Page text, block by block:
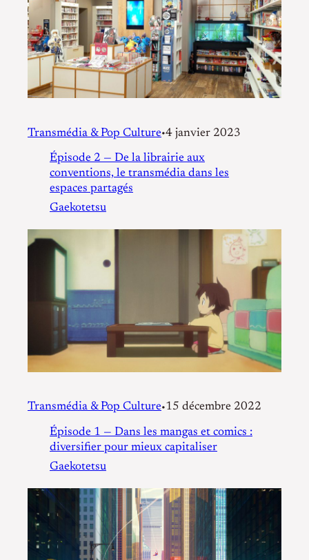
Transmédia & Pop Culture•4 janvier 2023
Épisode 2 — De la librairie aux
conventions, le transmédia dans les
espaces partagés
Gaekotetsu
Transmédia & Pop Culture•15 décembre 2022
Épisode 1 — Dans les mangas et comics :
diversifier pour mieux capitaliser
Gaekotetsu